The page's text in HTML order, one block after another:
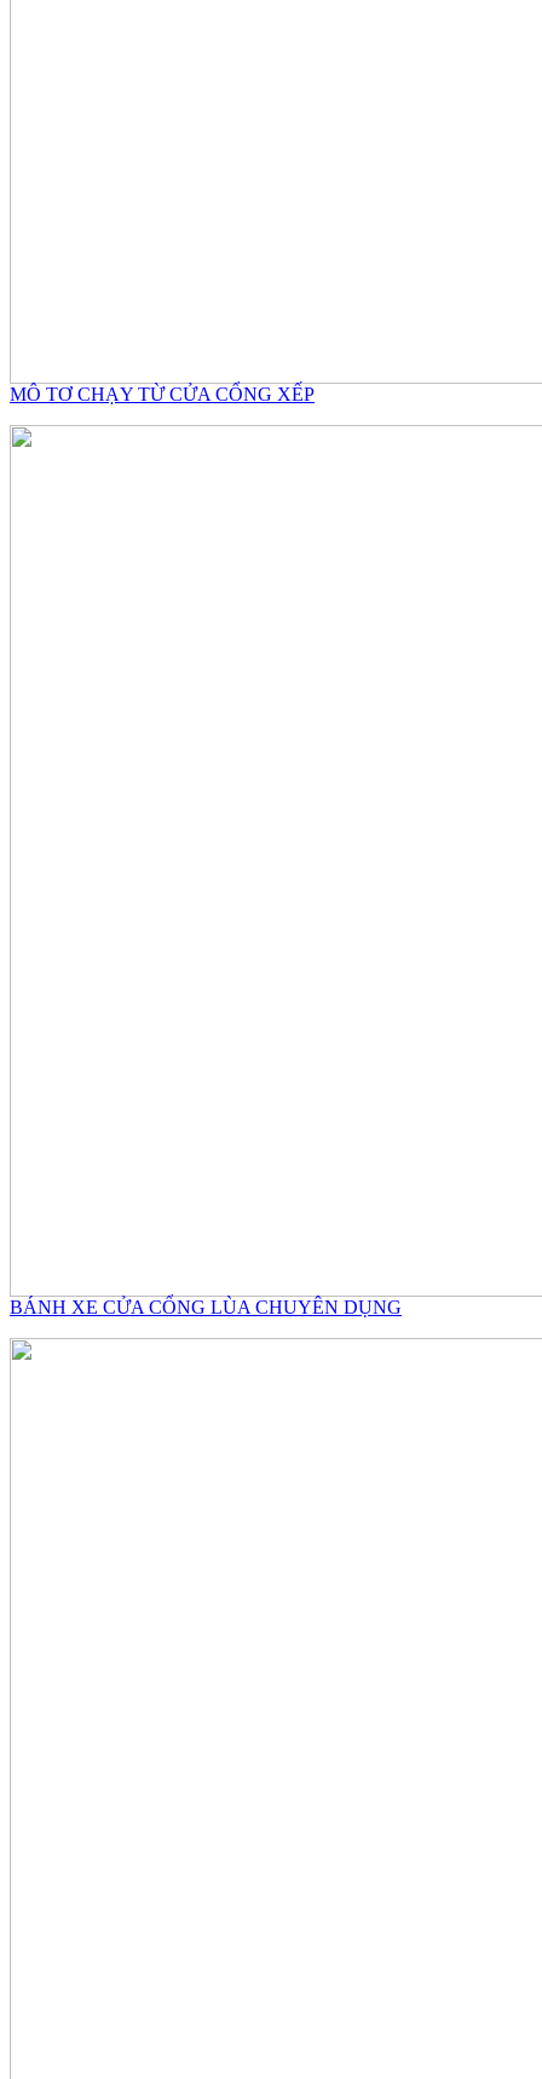
MÔ TƠ CHẠY TỪ CỬA CỔNG XẾP
BÁNH XE CỬA CỔNG LÙA CHUYÊN DỤNG